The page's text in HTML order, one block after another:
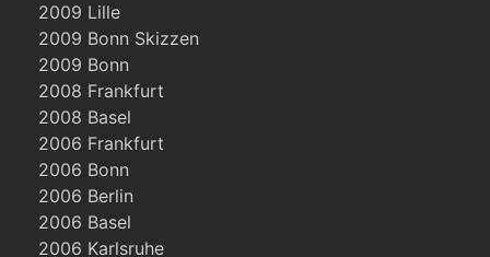
2009 Lille
2009 Bonn Skizzen
2009 Bonn
2008 Frankfurt
2008 Basel
2006 Frankfurt
2006 Bonn
2006 Berlin
2006 Basel
2006 Karlsruhe